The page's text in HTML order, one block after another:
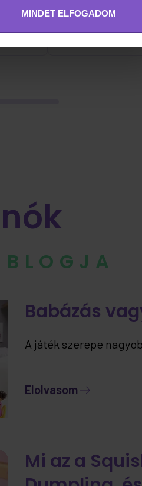
MINDET ELFOGADOM
690 Ft
Babázás
A játék szerepe
Elolvasom
Mi az a